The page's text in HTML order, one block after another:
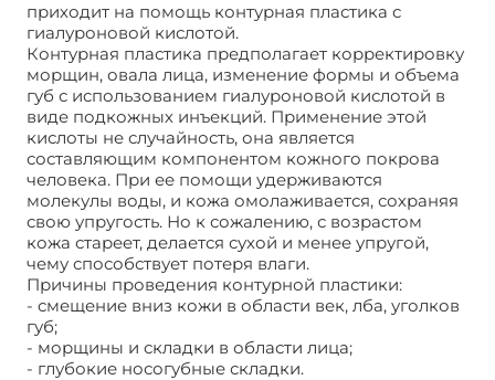
приходит на помощь контурная пластика с
гиалуроновой кислотой.
Контурная пластика предполагает корректировку
морщин, овала лица, изменение формы и объема
губ с использованием гиалуроновой кислотой в
виде подкожных инъекций. Применение этой
кислоты не случайность, она является
составляющим компонентом кожного покрова
человека. При ее помощи удерживаются
молекулы воды, и кожа омолаживается, сохраняя
свою упругость. Но к сожалению, с возрастом
кожа стареет, делается сухой и менее упругой,
чему способствует потеря влаги.
Причины проведения контурной пластики:
- смещение вниз кожи в области век, лба, уголков
губ;
- морщины и складки в области лица;
- глубокие носогубные складки.